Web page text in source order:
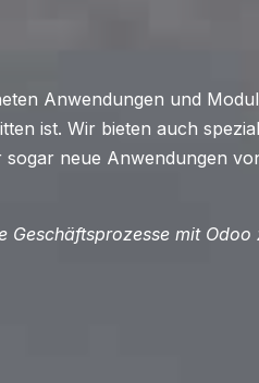
Anwendungen und
ist. Wir bieten auch
neue Anwendungen
Geschäftsprozesse mit Odoo